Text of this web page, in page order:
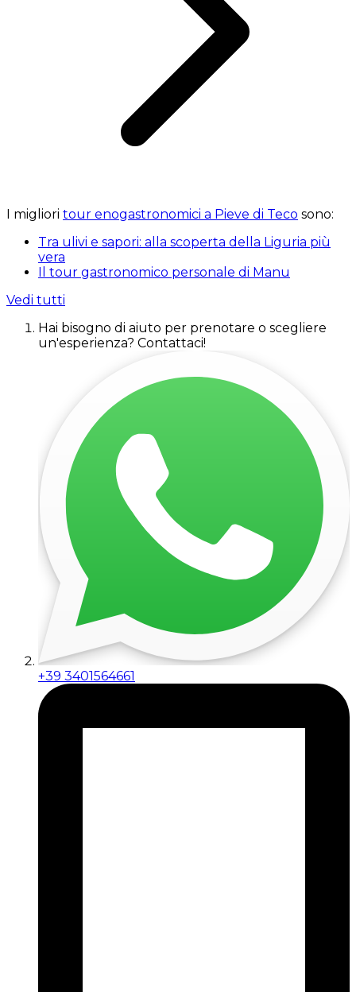
I migliori tour enogastronomici a Pieve di Teco sono:
Tra ulivi e sapori: alla scoperta della Liguria più
vera
Il tour gastronomico personale di Manu
Vedi tutti
Hai bisogno di aiuto per prenotare o scegliere
un'esperienza? Contattaci!
+39 3401564661